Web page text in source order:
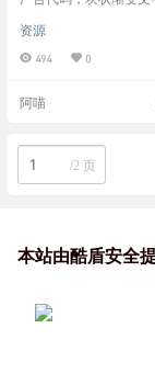
闲的没事干，用了十来
写了这个文字广告代码
style> .text-block{
资源
494 0
阿喵
/2 页
本站由酷盾安全